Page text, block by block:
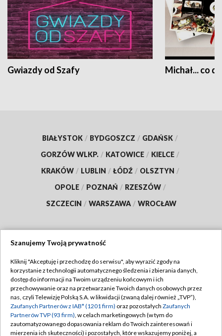
Gwiazdy od Szafy Michał... co
BIAŁYSTOK / BYDGOSZCZ / GDAŃSK /
GORZÓW WLKP. / KATOWICE / KIELCE /
KRAKÓW / LUBLIN / ŁÓDŹ / OLSZTYN /
OPOLE / POZNAŃ / RZESZÓW /
SZCZECIN / WARSZAWA / WROCŁAW
TVP
Abonament TVP
Emisja w TVP
Centrum informacji TVP
Regulamin TVP
Polityka prywatności
Moje zgody
Szanujemy Twoją prywatność
Kliknij "Akceptuję i przechodzę do serwisu", aby wyrazić zgody na
korzystanie z technologii automatycznego śledzenia i zbierania danych,
dostęp do informacji na Twoim urządzeniu końcowym i ich
przechowywanie oraz na przetwarzanie Twoich danych osobowych przez
nas, czyli Telewizję Polską S.A. w likwidacji (zwaną dalej również „TVP”),
Zaufanych Partnerów z IAB* (1201 firm) oraz pozostałych Zaufanych
Partnerów TVP (93 firm), w celach marketingowych (w tym do
zautomatyzowanego dopasowania reklam do Twoich zainteresowań i
mierzenia ich skuteczności) i pozostałych, które wskazujemy poniżej, a